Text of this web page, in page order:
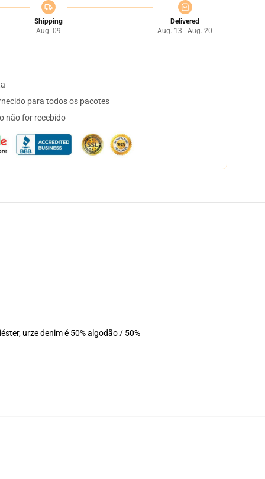
Shipping
Aug. 09
Delivered
Aug. 13 - Aug. 20
para todos os pacotes
não for recebido
urze denim é 50% algodão / 50%